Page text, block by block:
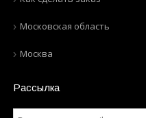
Московская область
Москва
Рассылка